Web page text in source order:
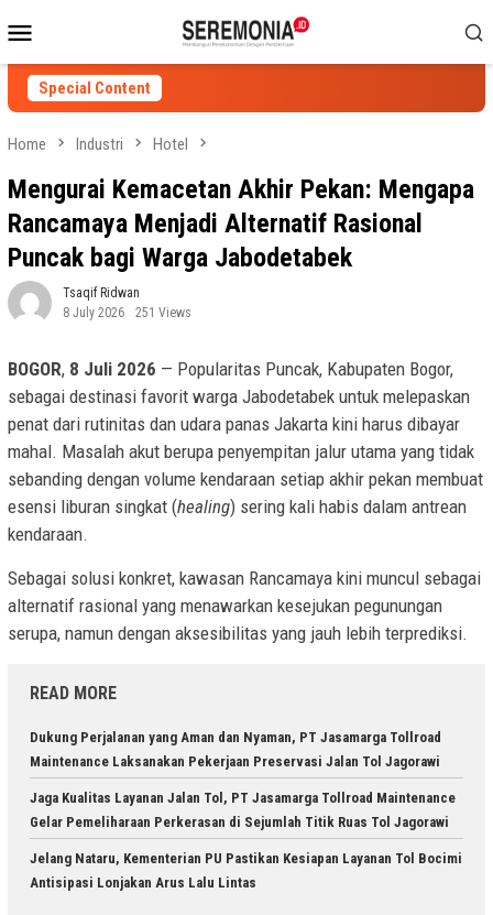
to
contentMenu
Special Content
Home Industri Hotel
Mengurai Kemacetan Akhir Pekan: Mengapa
Rancamaya Menjadi Alternatif Rasional
Puncak bagi Warga Jabodetabek
Tsaqif Ridwan
8 July 2026
251 Views
BOGOR, 8 Juli 2026 — Popularitas Puncak, Kabupaten Bogor,
sebagai destinasi favorit warga Jabodetabek untuk melepaskan
penat dari rutinitas dan udara panas Jakarta kini harus dibayar
mahal. Masalah akut berupa penyempitan jalur utama yang tidak
sebanding dengan volume kendaraan setiap akhir pekan membuat
esensi liburan singkat (healing) sering kali habis dalam antrean
kendaraan.
Sebagai solusi konkret, kawasan Rancamaya kini muncul sebagai
alternatif rasional yang menawarkan kesejukan pegunungan
serupa, namun dengan aksesibilitas yang jauh lebih terprediksi.
READ MORE
Dukung Perjalanan yang Aman dan Nyaman, PT Jasamarga Tollroad
Maintenance Laksanakan Pekerjaan Preservasi Jalan Tol Jagorawi
Jaga Kualitas Layanan Jalan Tol, PT Jasamarga Tollroad Maintenance
Gelar Pemeliharaan Perkerasan di Sejumlah Titik Ruas Tol Jagorawi
Jelang Nataru, Kementerian PU Pastikan Kesiapan Layanan Tol Bocimi
Antisipasi Lonjakan Arus Lalu Lintas